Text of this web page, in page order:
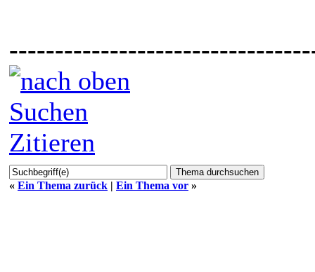
Suchen
Zitieren
« Ein Thema zurück | Ein Thema vor »